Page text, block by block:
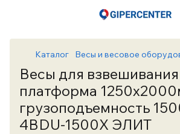
Каталог Весы и весовое
Весы для
платформа
грузоподъемность
4BDU-1500X ЭЛИТ